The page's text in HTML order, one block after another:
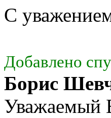
С
Добавлено
Борис
Уважаемый